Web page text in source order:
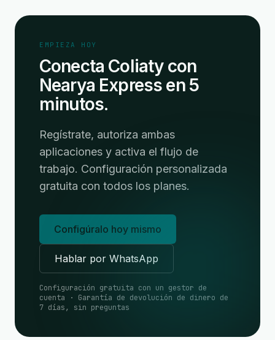
EMPIEZA HOY
Conecta Coliaty con
Nearya Express en 5
minutos.
Regístrate, autoriza ambas
aplicaciones y activa el flujo de
trabajo. Configuración personalizada
gratuita con todos los planes.
Configúralo hoy mismo
Hablar por WhatsApp
Configuración gratuita con un gestor de
cuenta · Garantía de devolución de dinero de
7 días, sin preguntas